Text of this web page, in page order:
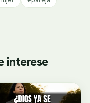
interese